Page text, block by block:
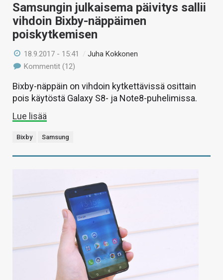
Samsungin julkaisema päivitys sallii
vihdoin Bixby-näppäimen
poiskytkemisen
18.9.2017 - 15:41 /Juha Kokkonen
Kommentit (12)
Bixby-näppäin on vihdoin kytkettävissä osittain
pois käytöstä Galaxy S8- ja Note8-puhelimissa.
Lue lisää
Bixby Samsung